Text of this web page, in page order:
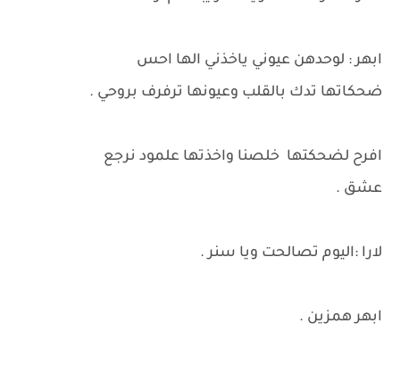
ابهر : لوحدهن عيوني ياخذني الها احس
ضحكاتها تدك بالقلب وعيونها ترفرف بروحي .
افرح لضحكتها خلصنا واخذتها علمود نرجع
عشق .
لارا :اليوم تصالحت ويا سنر .
ابهر همزين .